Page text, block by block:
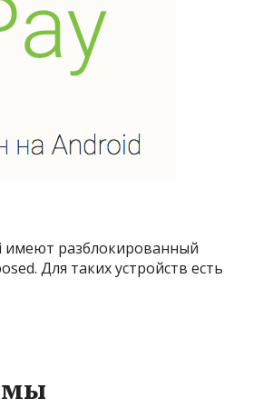
имеют разблокированный
Для таких устройств есть